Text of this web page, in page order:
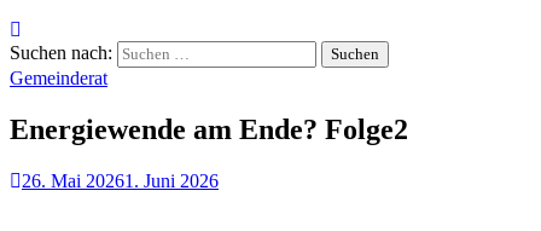
Suchen nach:
Gemeinderat
Energiewende am Ende? Folge2
26. Mai 20261. Juni 2026